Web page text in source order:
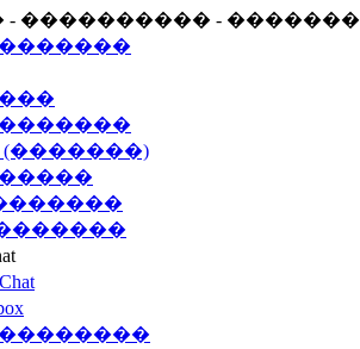
- ���������� - �������
(�������)